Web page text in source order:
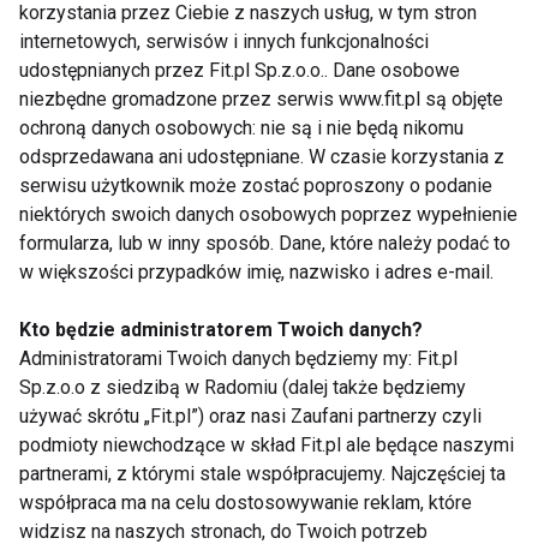
samopoczucia. Płatki owsiane stanowią kolejny
element diety wspierający produkcję tej substancji.
Przy planowaniu diety warto uwzględnić także
fermentowane produkty mleczne, jak jogurt
naturalny czy kefir, które dbają o zdrowie jelit –
zaznacza Jadwiga Przybyłowska.
Zasady zbilansowanego odżywiania na
co dzień
Teraz kiedy już wiemy, jakie produkty antystresowe
warto włączyć do naszej diety, czas przystąpić do
zasad zbilansowanego odżywiania na co dzień.
Zwiększony poziom stresu często stawia naszą
zdolność do właściwego odżywiania na próbę. W
takich sytuacjach zasady zbilansowanego żywienia
nabierają jeszcze większego znaczenia. Kluczem
korzystania przez Ciebie z naszych usług, w tym stron
internetowych, serwisów i innych funkcjonalności
udostępnianych przez Fit.pl Sp.z.o.o.. Dane osobowe
niezbędne gromadzone przez serwis www.fit.pl są objęte
ochroną danych osobowych: nie są i nie będą nikomu
odsprzedawana ani udostępniane. W czasie korzystania z
serwisu użytkownik może zostać poproszony o podanie
niektórych swoich danych osobowych poprzez wypełnienie
formularza, lub w inny sposób. Dane, które należy podać to
w większości przypadków imię, nazwisko i adres e-mail.
Kto będzie administratorem Twoich danych?
Administratorami Twoich danych będziemy my: Fit.pl
Sp.z.o.o z siedzibą w Radomiu (dalej także będziemy
używać skrótu „Fit.pl”) oraz nasi Zaufani partnerzy czyli
podmioty niewchodzące w skład Fit.pl ale będące naszymi
partnerami, z którymi stale współpracujemy. Najczęściej ta
współpraca ma na celu dostosowywanie reklam, które
widzisz na naszych stronach, do Twoich potrzeb